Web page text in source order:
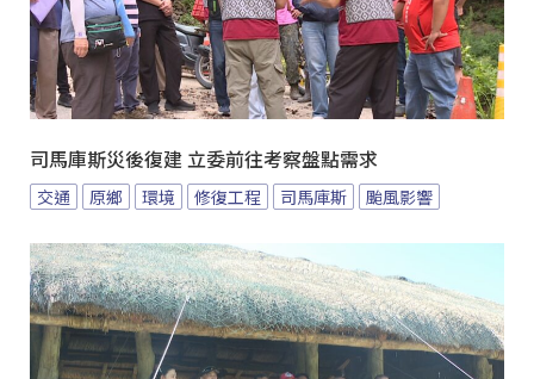
司馬庫斯災後復建 立委前往考察盤點需求
交通 原鄉 環境 修復工程 司馬庫斯 颱風影響